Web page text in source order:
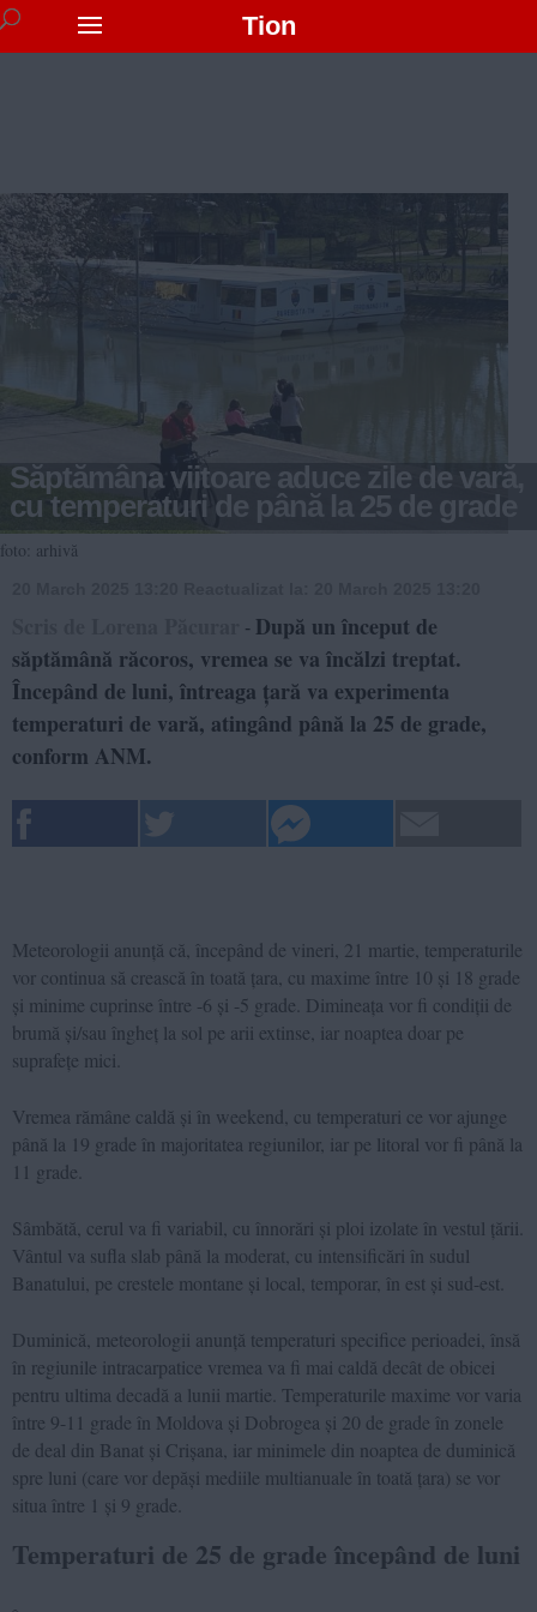
Tion
Săptămâna viitoare aduce zile de vară,
cu temperaturi de până la 25 de grade
foto: arhivă
- După un început de
săptămână răcoros, vremea se va încălzi treptat.
Începând de luni, întreaga țară va experimenta
temperaturi de vară, atingând până la 25 de grade,
conform ANM.
Meteorologii anunță că, începând de vineri, 21 martie, temperaturile
vor continua să crească în toată țara, cu maxime între 10 și 18 grade
și minime cuprinse între -6 și -5 grade. Dimineața vor fi condiții de
brumă și/sau îngheț la sol pe arii extinse, iar noaptea doar pe
suprafețe mici.
Vremea rămâne caldă și în weekend, cu temperaturi ce vor ajunge
până la 19 grade în majoritatea regiunilor, iar pe litoral vor fi până la
11 grade.
Sâmbătă, cerul va fi variabil, cu înnorări și ploi izolate în vestul țării.
Vântul va sufla slab până la moderat, cu intensificări în sudul
Banatului, pe crestele montane și local, temporar, în est și sud-est.
Duminică, meteorologii anunță temperaturi specifice perioadei, însă
în regiunile intracarpatice vremea va fi mai caldă decât de obicei
pentru ultima decadă a lunii martie. Temperaturile maxime vor varia
între 9-11 grade în Moldova și Dobrogea și 20 de grade în zonele
de deal din Banat și Crișana, iar minimele din noaptea de duminică
spre luni (care vor depăși mediile multianuale în toată țara) se vor
situa între 1 și 9 grade.
Temperaturi de 25 de grade începând de luni